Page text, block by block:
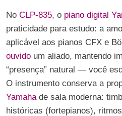
No CLP-835, o piano digital
praticidade para estudo: a
aplicável aos pianos CFX e
ouvido um aliado, mantendo
“presença” natural — você
O instrumento conserva a
Yamahade sala moderna:
históricas (fortepianos),